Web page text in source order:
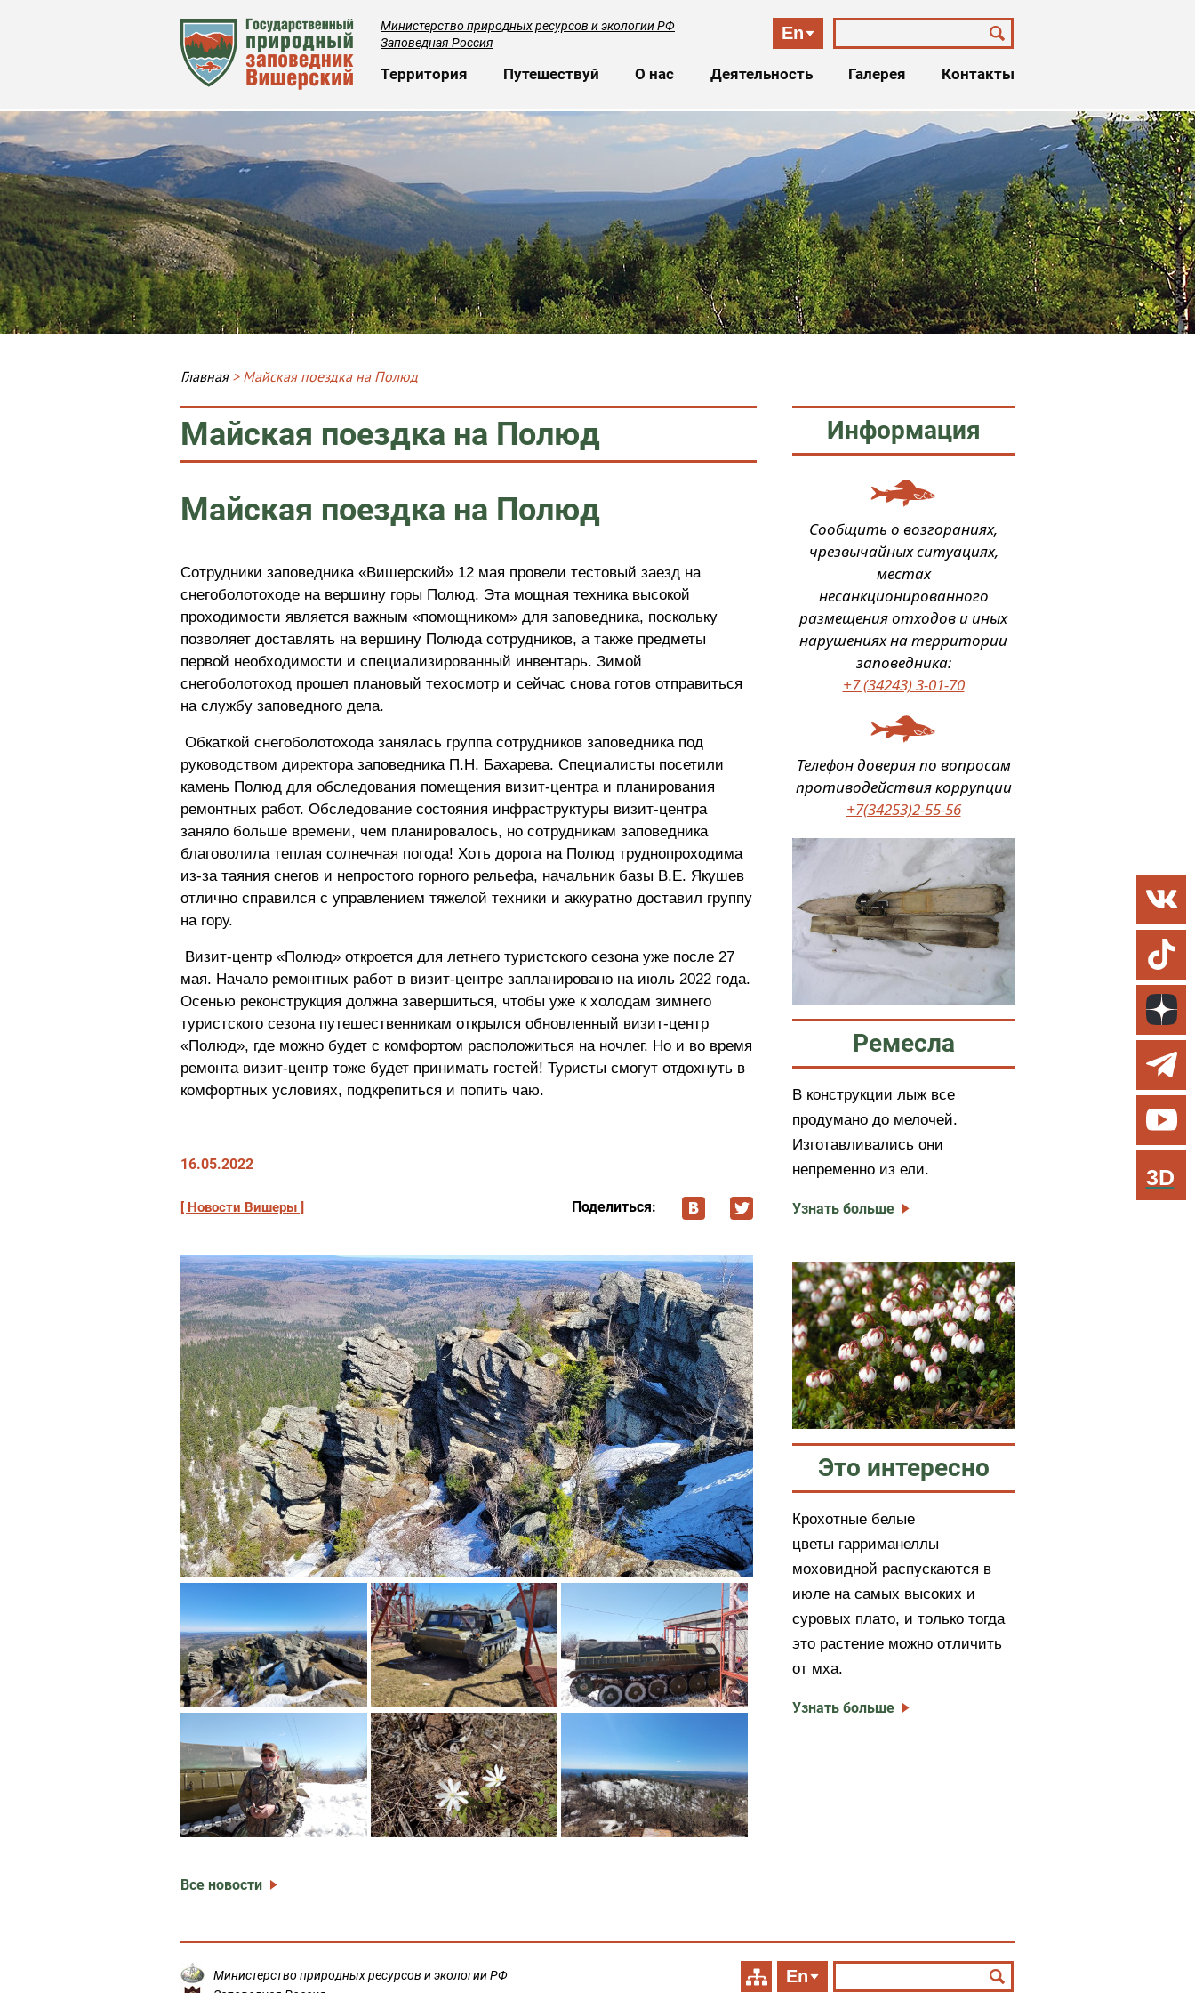
Министерство природных ресурсов и экологии РФ
Заповедная Россия
En
Основная навигация
Территория Путешествуй О нас Деятельность Галерея Контакты
Breadcrumb
Главная Майская поездка на Полюд
Майская поездка на Полюд
Майская поездка на Полюд
Сотрудники заповедника «Вишерский» 12 мая провели тестовый заезд на
снегоболотоходе на вершину горы Полюд. Эта мощная техника высокой
проходимости является важным «помощником» для заповедника, поскольку
позволяет доставлять на вершину Полюда сотрудников, а также предметы
первой необходимости и специализированный инвентарь. Зимой
снегоболотоход прошел плановый техосмотр и сейчас снова готов отправиться
на службу заповедного дела.
Обкаткой снегоболотохода занялась группа сотрудников заповедника под
руководством директора заповедника П.Н. Бахарева. Специалисты посетили
камень Полюд для обследования помещения визит-центра и планирования
ремонтных работ. Обследование состояния инфраструктуры визит-центра
заняло больше времени, чем планировалось, но сотрудникам заповедника
благоволила теплая солнечная погода! Хоть дорога на Полюд труднопроходима
из-за таяния снегов и непростого горного рельефа, начальник базы В.Е. Якушев
отлично справился с управлением тяжелой техники и аккуратно доставил группу
на гору.
Визит-центр «Полюд» откроется для летнего туристского сезона уже после 27
мая. Начало ремонтных работ в визит-центре запланировано на июль 2022 года.
Осенью реконструкция должна завершиться, чтобы уже к холодам зимнего
туристского сезона путешественникам открылся обновленный визит-центр
«Полюд», где можно будет с комфортом расположиться на ночлег. Но и во время
ремонта визит-центр тоже будет принимать гостей! Туристы смогут отдохнуть в
комфортных условиях, подкрепиться и попить чаю.
16.05.2022
Новости Вишеры Поделиться:
Все новости
3D
Информация
Сообщить о возгораниях,
чрезвычайных ситуациях,
местах
несанкционированного
размещения отходов и иных
нарушениях на территории
заповедника:
+7 (34243) 3-01-70
Телефон доверия по вопросам
противодействия коррупции
+7(34253)2-55-56
Ремесла
В конструкции лыж все
продумано до мелочей.
Изготавливались они
непременно из ели.
Узнать больше
Это интересно
Крохотные белые
цветы гарриманеллы
моховидной распускаются в
июле на самых высоких и
суровых плато, и только тогда
это растение можно отличить
от мха.
Узнать больше
Министерство природных ресурсов и экологии РФ
En